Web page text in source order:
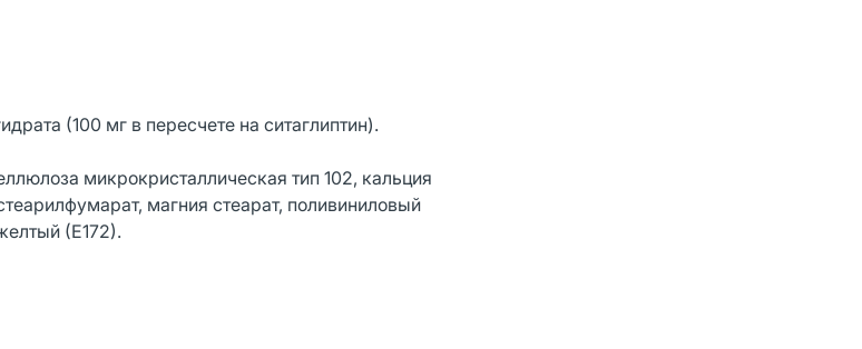
(100 мг в пересчете на ситаглиптин).
микрокристаллическая тип 102, кальция
магния стеарат, поливиниловый
(Е172).